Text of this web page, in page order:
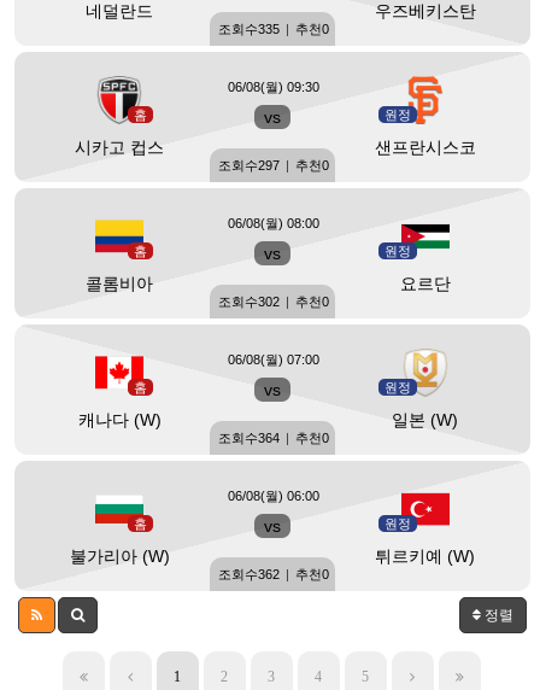
네덜란드 우즈베키스탄
조회수335 | 추천0
홈
시카고 컵스
vs 원정
샌프란시스코
06/08(월) 09:30
조회수297 | 추천0
홈
콜롬비아
vs 원정
요르단
06/08(월) 08:00
조회수302 | 추천0
홈
캐나다 (W)
vs 원정
일본 (W)
06/08(월) 07:00
조회수364 | 추천0
홈
불가리아 (W)
vs 원정
튀르키예 (W)
06/08(월) 06:00
조회수362 | 추천0
정렬
1 2 3 4 5